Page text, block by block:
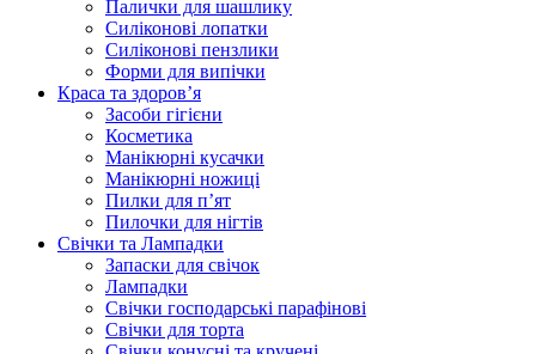
Палички для шашлику
Силіконові лопатки
Силіконові пензлики
Форми для випічки
Краса та здоров’я
Засоби гігієни
Косметика
Манікюрні кусачки
Манікюрні ножиці
Пилки для п’ят
Пилочки для нігтів
Свічки та Лампадки
Запаски для свічок
Лампадки
Свічки господарські парафінові
Свічки для торта